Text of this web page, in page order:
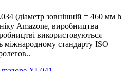
(діаметр зовнішній = 460 мм h
Amazone, виробництва
використовуються
міжнародному стандарту ISO